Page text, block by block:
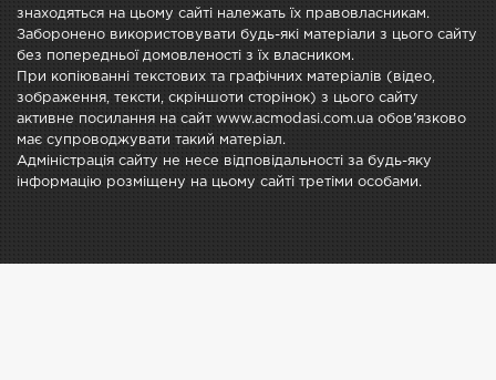
знаходяться на цьому сайті належать їх правовласникам.
Заборонено використовувати будь-які матеріали з цього сайту
без попередньої домовленості з їх власником.
При копіюванні текстових та графічних матеріалів (відео,
зображення, тексти, скріншоти сторінок) з цього сайту
активне посилання на сайт www.acmodasi.com.ua обов'язково
має супроводжувати такий матеріал.
Адміністрація сайту не несе відповідальності за будь-яку
інформацію розміщену на цьому сайті третіми особами.